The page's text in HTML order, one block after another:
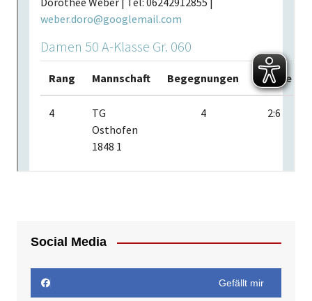
Social Media
Gefällt mir